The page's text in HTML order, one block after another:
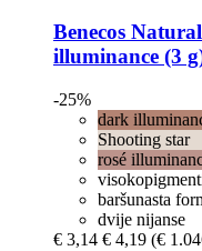
Benecos
illuminance (3
-25%
dark
Shooting star
rosé
baršunasta
dvije nijanse
€ 3,14 € 4,19 (€